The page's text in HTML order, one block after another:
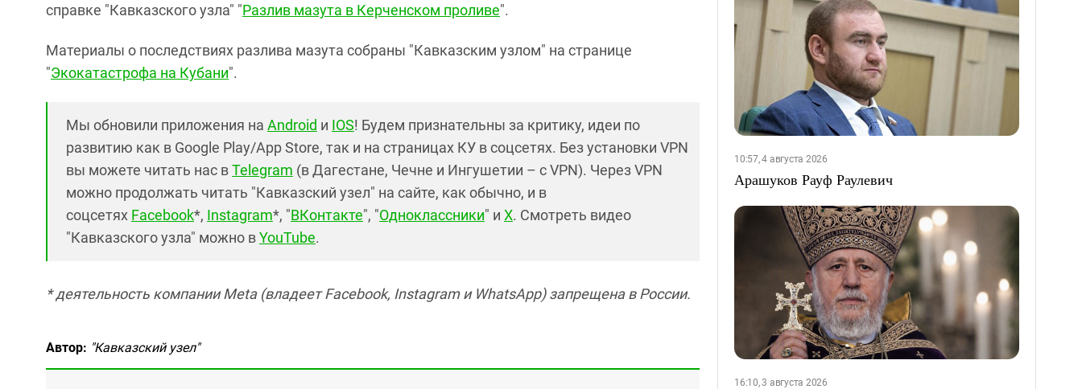
справке "Кавказского узла" "Разлив мазута в Керченском проливе".
Материалы о последствиях разлива мазута собраны "Кавказским узлом" на странице
"Экокатастрофа на Кубани".
Мы обновили приложения на Android и IOS! Будем признательны за критику, идеи по
развитию как в Google Play/App Store, так и на страницах КУ в соцсетях. Без установки VPN
вы можете читать нас вTelegram (в Дагестане, Чечне и Ингушетии – с VPN). Через VPN
можно продолжать читать "Кавказский узел" на сайте, как обычно, и в
соцсетях Facebook*, Instagram*, "ВКонтакте", "Одноклассники" и X. Смотреть видео
"Кавказского узла" можно вYouTube.
* деятельность компании Meta (владеет Facebook, Instagram и WhatsApp) запрещена в России.
Автор: "Кавказский узел"
10:57, 4 августа 2026
Арашуков Рауф Раулевич
16:10, 3 августа 2026